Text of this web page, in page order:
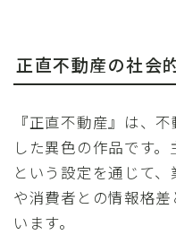
正直不動産の社会
『正直不動産』は、
した異色の作品です
という設定を通じて
や消費者との情報格
います。